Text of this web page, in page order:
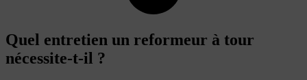
Quel entretien un reformeur à tour
nécessite-t-il ?